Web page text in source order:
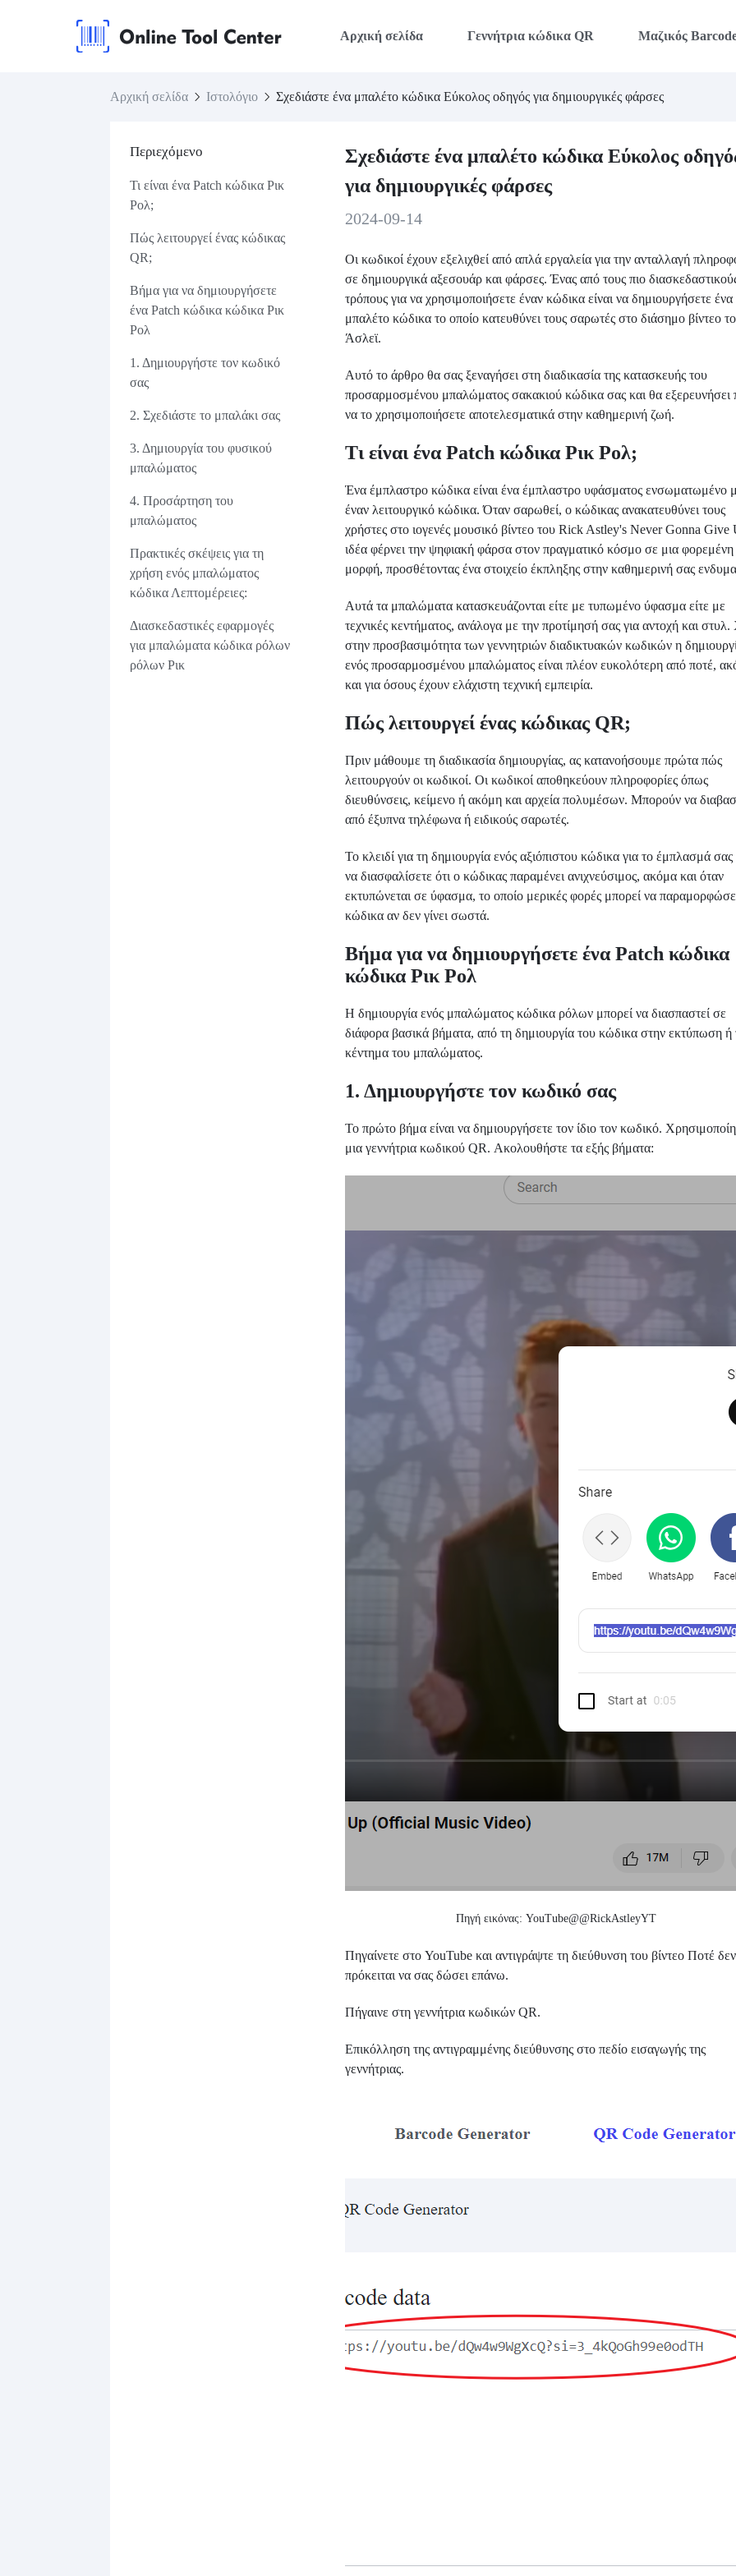
Αρχική σελίδα Γεννήτρια κώδικα QR Μαζικός
Αρχική σελίδα Ιστολόγιο Σχεδιάστε ένα μπαλέτο κώδικα Εύκολος οδηγός για δημιουργικές φάρσες
Περιεχόμενο
Τι είναι ένα Patch κώδικα Ρικ
Ρολ;
Πώς λειτουργεί ένας κώδικας
QR;
Βήμα για να δημιουργήσετε
ένα Patch κώδικα κώδικα Ρικ
Ρολ
1. Δημιουργήστε τον κωδικό
σας
2. Σχεδιάστε το μπαλάκι σας
3. Δημιουργία του φυσικού
μπαλώματος
4. Προσάρτηση του
μπαλώματος
Πρακτικές σκέψεις για τη
χρήση ενός μπαλώματος
κώδικα Λεπτομέρειες:
Διασκεδαστικές εφαρμογές
για μπαλώματα κώδικα ρόλων
ρόλων Ρικ
Σχεδιάστε ένα μπαλέτο κώδικα Εύκολος
για δημιουργικές φάρσες
2024-09-14
Οι κωδικοί έχουν εξελιχθεί από απλά εργαλεία για την ανταλλαγή
σε δημιουργικά αξεσουάρ και φάρσες. Ένας από τους πιο
τρόπους για να χρησιμοποιήσετε έναν κώδικα είναι να δημιουργήσετε ένα
μπαλέτο κώδικα το οποίο κατευθύνει τους σαρωτές στο διάσημο βίντεο
Άσλεϊ.
Αυτό το άρθρο θα σας ξεναγήσει στη διαδικασία της κατασκευής του
προσαρμοσμένου μπαλώματος σακακιού κώδικα σας και θα εξερευνήσει
να το χρησιμοποιήσετε αποτελεσματικά στην καθημερινή ζωή.
Τι είναι ένα Patch κώδικα Ρικ Ρολ;
Ένα έμπλαστρο κώδικα είναι ένα έμπλαστρο υφάσματος ενσωματωμένο
έναν λειτουργικό κώδικα. Όταν σαρωθεί, ο κώδικας ανακατευθύνει τους
χρήστες στο ιογενές μουσικό βίντεο του Rick Astley's Never Gonna
ιδέα φέρνει την ψηφιακή φάρσα στον πραγματικό κόσμο σε μια φορεμένη
μορφή, προσθέτοντας ένα στοιχείο έκπληξης στην καθημερινή σας
Αυτά τα μπαλώματα κατασκευάζονται είτε με τυπωμένο ύφασμα είτε με
τεχνικές κεντήματος, ανάλογα με την προτίμησή σας για αντοχή και
στην προσβασιμότητα των γεννητριών διαδικτυακών κωδικών η
ενός προσαρμοσμένου μπαλώματος είναι πλέον ευκολότερη από ποτέ,
και για όσους έχουν ελάχιστη τεχνική εμπειρία.
Πώς λειτουργεί ένας κώδικας QR;
Πριν μάθουμε τη διαδικασία δημιουργίας, ας κατανοήσουμε πρώτα πώς
λειτουργούν οι κωδικοί. Οι κωδικοί αποθηκεύουν πληροφορίες όπως
διευθύνσεις, κείμενο ή ακόμη και αρχεία πολυμέσων. Μπορούν να
από έξυπνα τηλέφωνα ή ειδικούς σαρωτές.
Το κλειδί για τη δημιουργία ενός αξιόπιστου κώδικα για το έμπλασμά σας
να διασφαλίσετε ότι ο κώδικας παραμένει ανιχνεύσιμος, ακόμα και όταν
εκτυπώνεται σε ύφασμα, το οποίο μερικές φορές μπορεί να
κώδικα αν δεν γίνει σωστά.
Βήμα για να δημιουργήσετε ένα Patch κώδικα
κώδικα Ρικ Ρολ
Η δημιουργία ενός μπαλώματος κώδικα ρόλων μπορεί να διασπαστεί σε
διάφορα βασικά βήματα, από τη δημιουργία του κώδικα στην εκτύπωση ή
κέντημα του μπαλώματος.
1. Δημιουργήστε τον κωδικό σας
Το πρώτο βήμα είναι να δημιουργήσετε τον ίδιο τον κωδικό.
μια γεννήτρια κωδικού QR. Ακολουθήστε τα εξής βήματα:
Πηγή εικόνας: YouTube@@RickAstleyYT
Πηγαίνετε στο YouTube και αντιγράψτε τη διεύθυνση του βίντεο Ποτέ δεν
πρόκειται να σας δώσει επάνω.
Πήγαινε στη γεννήτρια κωδικών QR.
Επικόλληση της αντιγραμμένης διεύθυνσης στο πεδίο εισαγωγής της
γεννήτριας.